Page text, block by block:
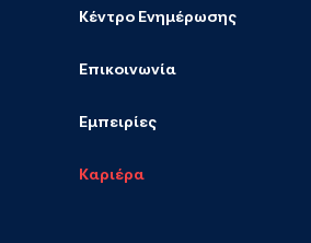
Κέντρο Ενημέρωσης
Επικοινωνία
Εμπειρίες
Καριέρα